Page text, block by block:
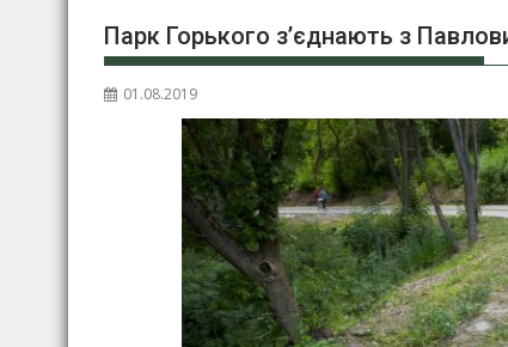
Парк Горького з’єднають з
01.08.2019